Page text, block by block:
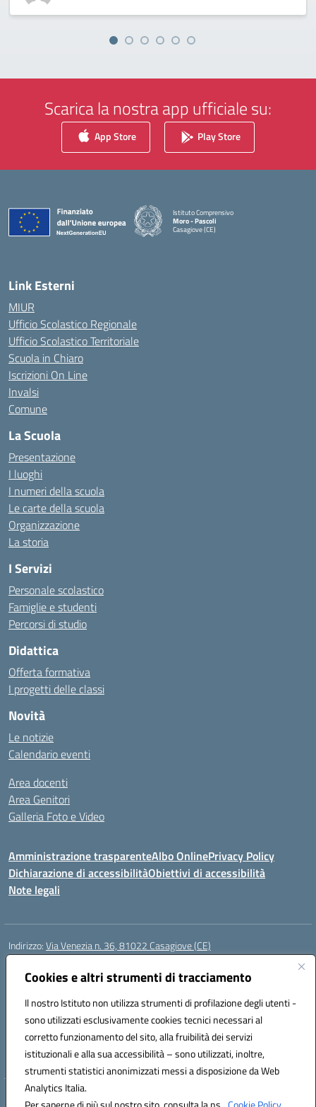
Cookies e altri strumenti di tracciamento
Il nostro Istituto non utilizza strumenti di profilazione degli utenti -
sono utilizzati esclusivamente cookies tecnici necessari al
corretto funzionamento del sito, alla fruibilità dei servizi
istituzionali e alla sua accessibilità – sono utilizzati, inoltre,
strumenti statistici anonimizzati messi a disposizione da Web
Analytics Italia.
Scarica la nostra app ufficiale su:
App Store Play Store
Istituto Comprensivo
Moro - Pascoli
Casagiove (CE)
— Visita la pagina iniziale della scuola
Link Esterni
MIUR
Ufficio Scolastico Regionale
Ufficio Scolastico Territoriale
Scuola in Chiaro
Iscrizioni On Line
Invalsi
Comune
La Scuola
Presentazione
I luoghi
I numeri della scuola
Le carte della scuola
Organizzazione
La storia
I Servizi
Personale scolastico
Famiglie e studenti
Percorsi di studio
Didattica
Offerta formativa
I progetti delle classi
Novità
Le notizie
Calendario eventi
Area docenti
Area Genitori
Galleria Foto e Video
Amministrazione trasparenteAlbo OnlinePrivacy Policy
Dichiarazione di accessibilitàObiettivi di accessibilità
Note legali
Indirizzo:Via Venezia n. 36, 81022 Casagiove (CE)
Centralino:
Posta elettronica certificata (PEC):ceic893002@pec.istruzione.it
Codice fiscale: 93085870611
Codice meccanografico:CEIC893002
Codice Indice delle Pubbliche Amministrazioni (IPA): icmp_061
Codice unico di fatturazione (CUF): UFIOD3
Hosting & Powered by 3D Solution S.r.l.